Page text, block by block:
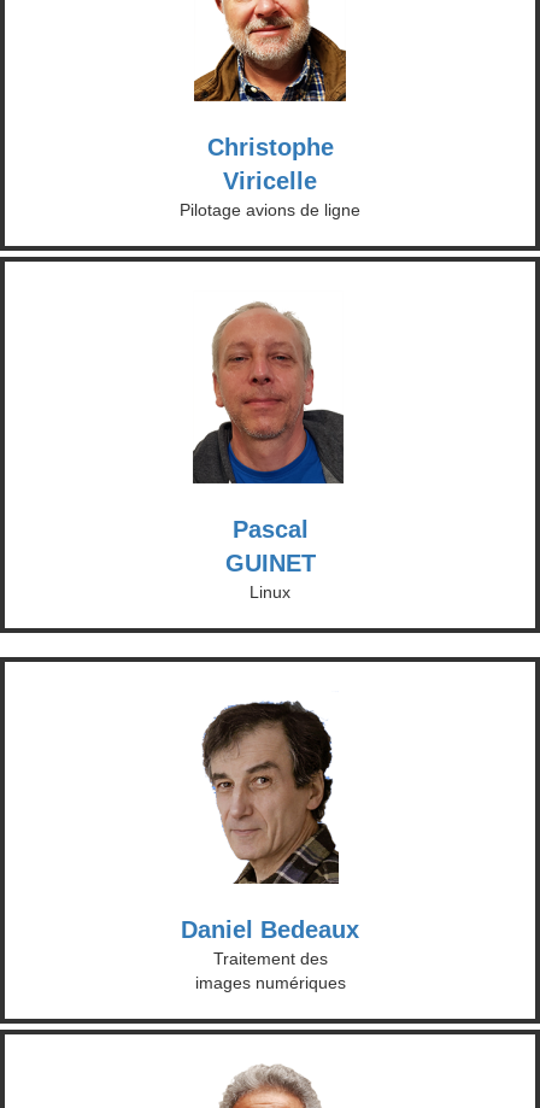
Christophe
Viricelle
Pilotage avions de ligne
Pascal
GUINET
Linux
Daniel Bedeaux
Traitement des
images numériques